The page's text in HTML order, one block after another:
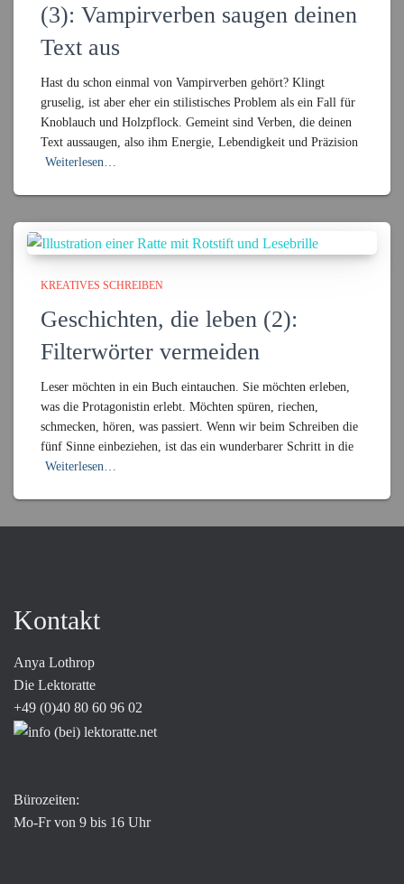
(3): Vampirverben saugen deinen
Text aus
Hast du schon einmal von Vampirverben gehört? Klingt
gruselig, ist aber eher ein stilistisches Problem als ein Fall für
Knoblauch und Holzpflock. Gemeint sind Verben, die deinen
Text aussaugen, also ihm Energie, Lebendigkeit und Präzision
Weiterlesen…
KREATIVES SCHREIBEN
Geschichten, die leben (2):
Filterwörter vermeiden
Leser möchten in ein Buch eintauchen. Sie möchten erleben,
was die Protagonistin erlebt. Möchten spüren, riechen,
schmecken, hören, was passiert. Wenn wir beim Schreiben die
fünf Sinne einbeziehen, ist das ein wunderbarer Schritt in die
Weiterlesen…
Kontakt
Anya Lothrop
Die Lektoratte
+49 (0)40 80 60 96 02
Bürozeiten:
Mo-Fr von 9 bis 16 Uhr